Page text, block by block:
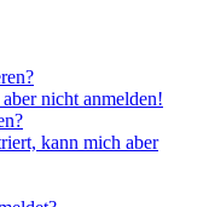
nicht anmelden!
kann mich aber